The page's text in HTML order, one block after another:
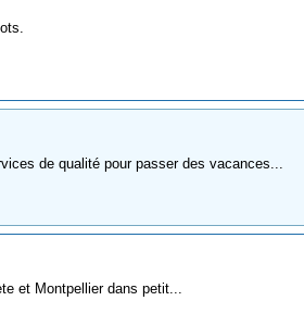
de qualité pour passer des vacances...
et Montpellier dans petit...